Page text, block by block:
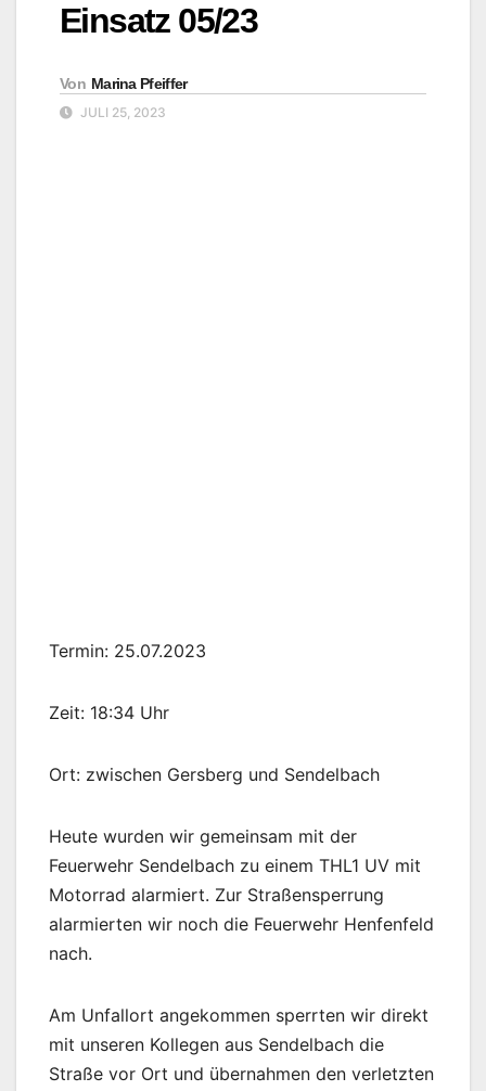
Einsatz 05/23
Von Marina Pfeiffer
JULI 25, 2023
Termin: 25.07.2023
Zeit: 18:34 Uhr
Ort: zwischen Gersberg und Sendelbach
Heute wurden wir gemeinsam mit der
Feuerwehr Sendelbach zu einem THL1 UV mit
Motorrad alarmiert. Zur Straßensperrung
alarmierten wir noch die Feuerwehr Henfenfeld
nach.
Am Unfallort angekommen sperrten wir direkt
mit unseren Kollegen aus Sendelbach die
Straße vor Ort und übernahmen den verletzten